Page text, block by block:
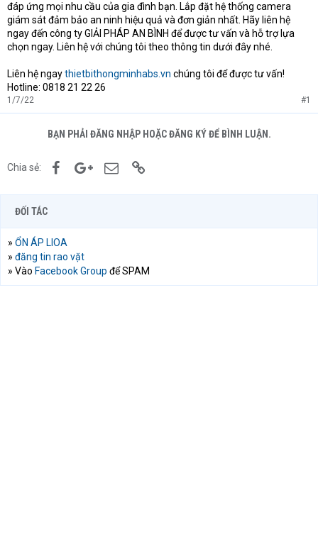
đáp ứng mọi nhu cầu của gia đình bạn. Lắp đặt hệ thống camera
giám sát đảm bảo an ninh hiệu quả và đơn giản nhất. Hãy liên hệ
ngay đến công ty GIẢI PHÁP AN BÌNH để được tư vấn và hỗ trợ lựa
chọn ngay. Liên hệ với chúng tôi theo thông tin dưới đây nhé.
Liên hệ ngaythietbithongminhabs.vn chúng tôi để được tư vấn!
Hotline: 0818 21 22 26
1/7/22 #1
BẠN PHẢI ĐĂNG NHẬP HOẶC ĐĂNG KÝ ĐỂ BÌNH LUẬN.
Chia sẻ: FacebookGoogle+Email
ĐỐI TÁC
» ỔN ÁP LIOA
» đăng tin rao vặt
» Vào Facebook Group để SPAM